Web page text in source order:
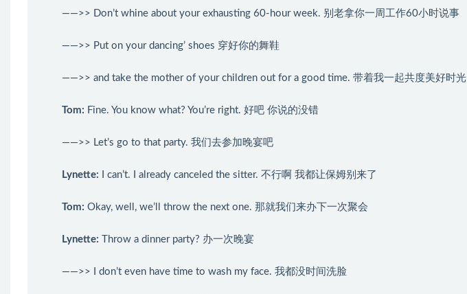
——>> Don’t whine about your exhausting 60-hour week. 别老拿你一周工作60小时说事
——>> Put on your dancing’ shoes 穿好你的舞鞋
——>> and take the mother of your children out for a good time. 带着我一起共度美好时光
Tom: Fine. You know what? You’re right. 好吧 你说的没错
——>> Let’s go to that party. 我们去参加晚宴吧
Lynette: I can’t. I already canceled the sitter. 不行啊 我都让保姆别来了
Tom: Okay, well, we’ll throw the next one. 那就我们来办下一次聚会
Lynette: Throw a dinner party? 办一次晚宴
——>> I don’t even have time to wash my face. 我都没时间洗脸